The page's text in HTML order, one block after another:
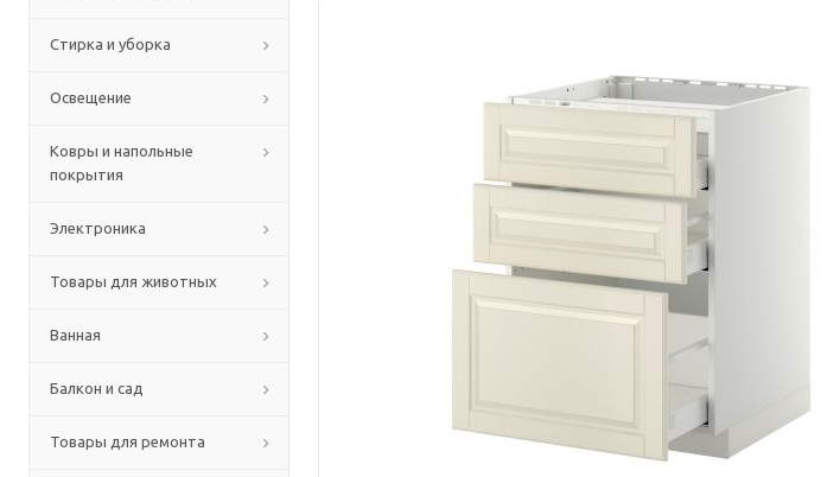
Стирка и уборка
Освещение
Ковры и напольные
покрытия
Электроника
Товары для животных
Ванная
Балкон и сад
Товары для ремонта